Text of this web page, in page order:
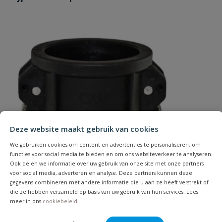
Deze website maakt gebruik van cookies
We gebruiken cookies om content en advertenties te personaliseren, om
functies voor social media te bieden en om ons websiteverkeer te analyseren.
Ook delen we informatie over uw gebruik van onze site met onze partners
voor social media, adverteren en analyse. Deze partners kunnen deze
gegevens combineren met andere informatie die u aan ze heeft verstrekt of
die ze hebben verzameld op basis van uw gebruik van hun services. Lees
meer in ons cookiebeleid.
Merknaam Camlock
Uw waardering:
Naam
Samenvatting
Beoordeling